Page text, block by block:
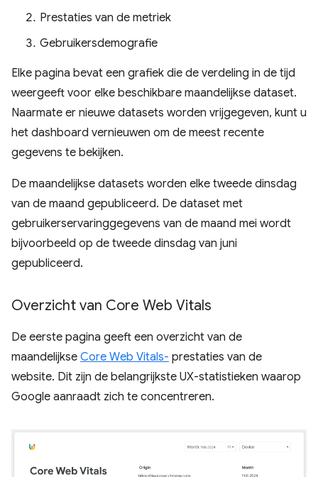
Prestaties van de metriek
Gebruikersdemografie
Elke pagina bevat een grafiek die de verdeling in de tijd
weergeeft voor elke beschikbare maandelijkse dataset.
Naarmate er nieuwe datasets worden vrijgegeven, kunt u
het dashboard vernieuwen om de meest recente
gegevens te bekijken.
De maandelijkse datasets worden elke tweede dinsdag
van de maand gepubliceerd. De dataset met
gebruikerservaringgegevens van de maand mei wordt
bijvoorbeeld op de tweede dinsdag van juni
gepubliceerd.
Overzicht van Core Web Vitals
De eerste pagina geeft een overzicht van de
maandelijkse Core Web Vitals- prestaties van de
website. Dit zijn de belangrijkste UX-statistieken waarop
Google aanraadt zich te concentreren.